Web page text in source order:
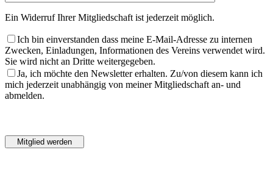
Ein Widerruf Ihrer Mitgliedschaft ist jederzeit möglich.
Ich bin einverstanden dass meine E-Mail-Adresse zu internen
Zwecken, Einladungen, Informationen des Vereins verwendet wird.
Sie wird nicht an Dritte weitergegeben.
Ja, ich möchte den Newsletter erhalten. Zu/von diesem kann ich
mich jederzeit unabhängig von meiner Mitgliedschaft an- und
abmelden.
dieses
Feld
lasse
dieses